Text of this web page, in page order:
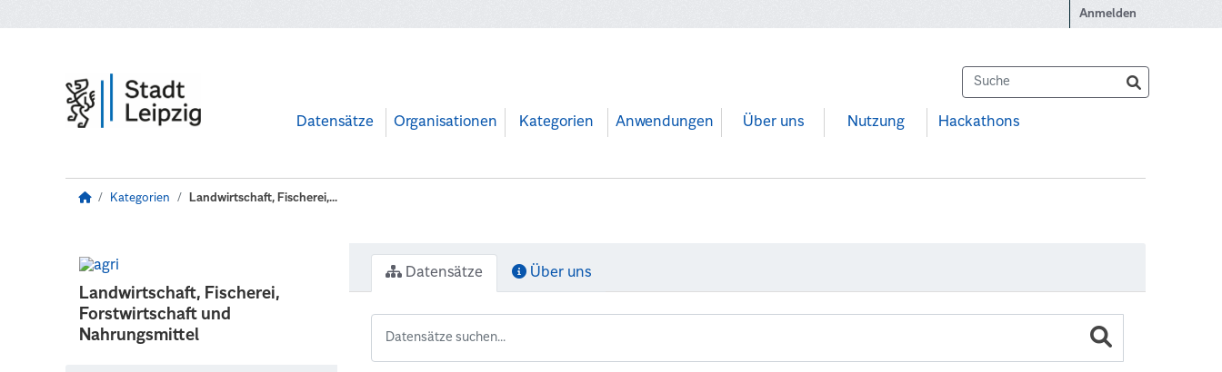
Anmelden
Datensätze Organisationen Kategorien Anwendungen Über uns Nutzung Hackathons
Kategorien Landwirtschaft, Fischerei,...
Landwirtschaft, Fischerei,
Forstwirtschaft und
Nahrungsmittel
Datensätze Über uns